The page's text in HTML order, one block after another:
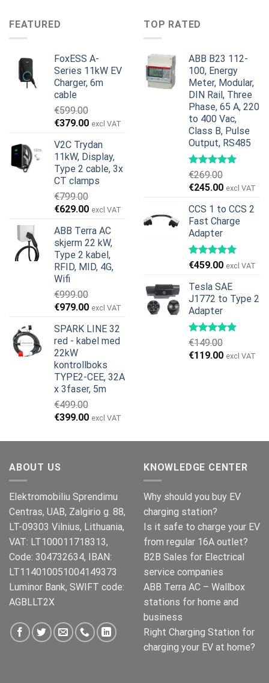
€899.00.
var:
€499.00.
FEATURED
FoxESS A-
Series 11kW EV
Charger, 6m
cable
€599.00
Opprinnelig
var:
€599.00.
€379.00Nåværende
er:
€379.00.
excl VAT
V2C Trydan
11kW, Display,
Type 2 cable, 3x
CT clamps
€799.00
Opprinnelig
var:
€799.00.
€629.00Nåværende
er:
€629.00.
excl VAT
ABB Terra AC
skjerm 22 kW,
Type 2 kabel,
RFID, MID, 4G,
Wifi
€999.00
Opprinnelig
var:
€999.00.
€979.00Nåværende
er:
€979.00.
excl VAT
SPARK LINE 32
red - kabel med
22kW
kontrollboks
TYPE2-CEE, 32A
x 3faser, 5m
€499.00
Opprinnelig
var:
€399.00Nåværende
er:
excl VAT
TOP RATED
ABB B23 112-
100, Energy
Meter, Modular,
DIN Rail, Three
Phase, 65 A, 220
to 400 Vac,
Class B, Pulse
Output, RS485
€269.00
Opprinnelig
var:
€269.00.
€245.00
er:
€245.00.
excl VAT
CCS 1 to CCS 2
Fast Charge
Adapter
€459.00 excl VAT
Tesla SAE
J1772 to Type 2
Adapter
€149.00
Opprinnelig
€119.00 excl VAT
ABOUT US
Elektromobiliu Sprendimu
Centras, UAB, Zalgirio g. 88,
LT-09303 Vilnius, Lithuania,
VAT: LT100011718313,
Code: 304732634, IBAN:
LT114010051004149373
Luminor Bank, SWIFT code:
AGBLLT2X
KNOWLEDGE CENTER
Why should you buy EV
charging station?
Is it safe to charge your EV
from regular 16A outlet?
B2B Sales for Electrical
service companies
ABB Terra AC – Wallbox
stations for home and
business
Right Charging Station for
charging your EV at home?